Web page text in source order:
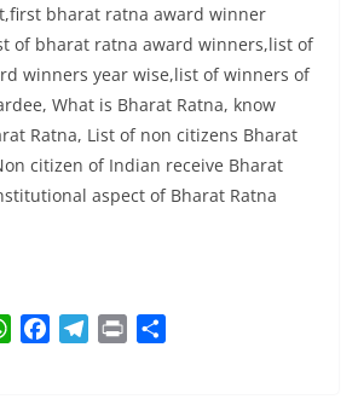
bharat ratna award winner
of bharat ratna award winners,list of
winners year wise,list of winners of
What is Bharat Ratna, know
Ratna, List of non citizens Bharat
citizen of Indian receive Bharat
aspect of Bharat Ratna
W